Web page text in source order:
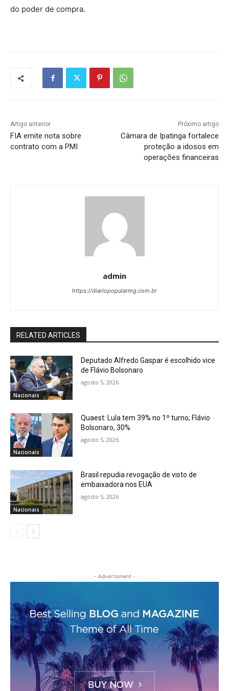
do poder de compra.
Artigo anterior
FIA emite nota sobre
contrato com a PMI
Próximo artigo
Câmara de Ipatinga fortalece
proteção a idosos em
operações financeiras
admin
https://diariopopularmg.com.br
RELATED ARTICLES
Nacionais
Deputado Alfredo Gaspar é escolhido vice
de Flávio Bolsonaro
agosto 5, 2026
Nacionais
Quaest: Lula tem 39% no 1º turno; Flávio
Bolsonaro, 30%
agosto 5, 2026
Nacionais
Brasil repudia revogação de visto de
embaixadora nos EUA
agosto 5, 2026
- Advertisment -